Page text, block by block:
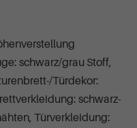
schwarz/grau Stoff,
Türdekor:
schwarz-
Türverkleidung: